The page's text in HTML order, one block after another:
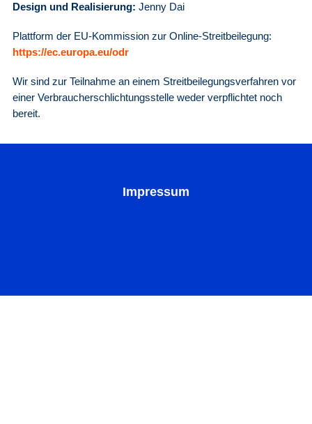
Design und Realisierung: Jenny Dai
Plattform der EU-Kommission zur Online-Streitbeilegung:
https://ec.europa.eu/odr
Wir sind zur Teilnahme an einem Streitbeilegungsverfahren vor
einer Verbraucherschlichtungsstelle weder verpflichtet noch
bereit.
Impressum